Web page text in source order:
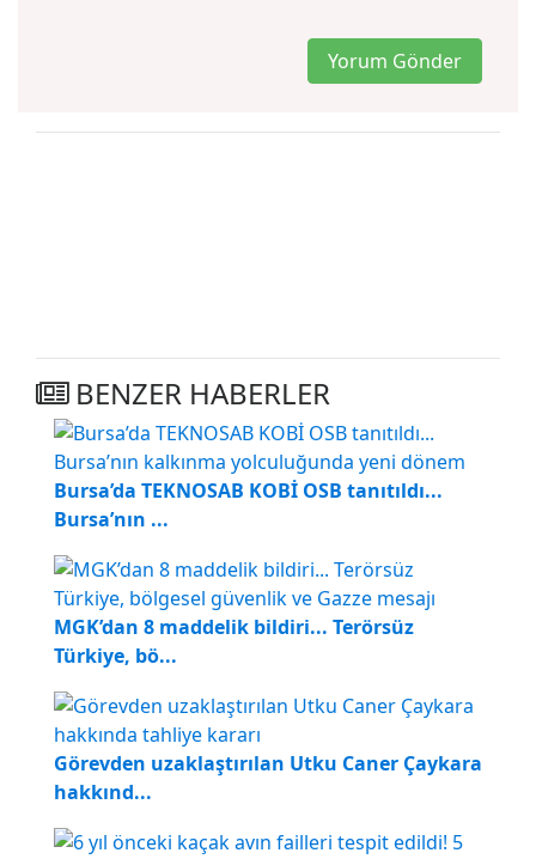
Yorum Gönder
BENZER HABERLER
Bursa’da TEKNOSAB KOBİ OSB tanıtıldı...
Bursa’nın ...
MGK’dan 8 maddelik bildiri... Terörsüz
Türkiye, bö...
Görevden uzaklaştırılan Utku Caner Çaykara
hakkınd...